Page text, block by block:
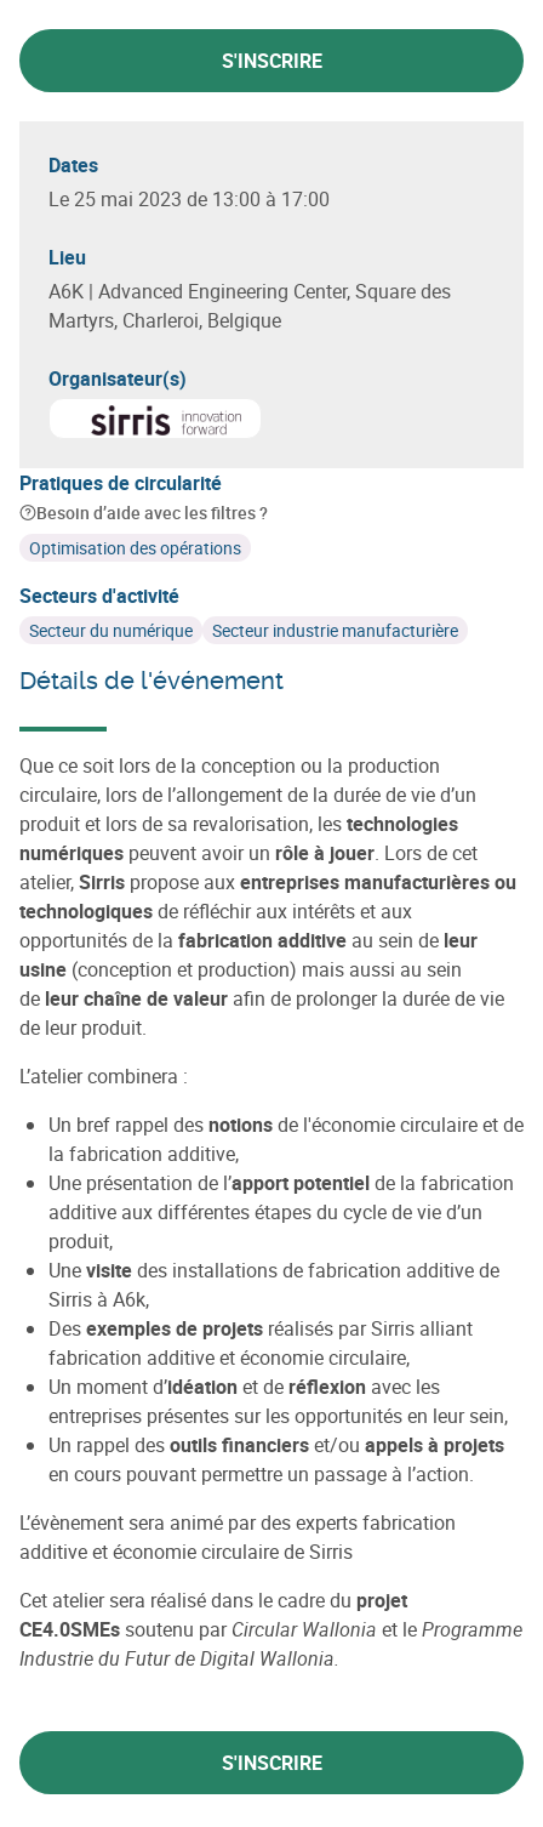
S'INSCRIRE
Dates
Le 25 mai 2023 de 13:00 à 17:00
Lieu
A6K | Advanced Engineering Center, Square des
Martyrs, Charleroi, Belgique
Organisateur(s)
En savoir plus surSirris
Pratiques de circularité
Besoin d’aide avec les filtres ?
Optimisation des opérations
Secteurs d'activité
Secteur du numérique Secteur industrie manufacturière
Détails de l'événement
Que ce soit lors de la conception ou la production
circulaire, lors de l’allongement de la durée de vie d’un
produit et lors de sa revalorisation, lestechnologies
numériques peuvent avoir un rôle à jouer. Lors de cet
atelier,Sirris propose auxentreprises manufacturières ou
technologiquesde réfléchir aux intérêts et aux
opportunités de la fabrication additive au sein de leur
usine (conception et production) mais aussi au sein
de leur chaîne de valeur afin de prolonger la durée de vie
de leur produit.
L’atelier combinera :
Un bref rappel desnotionsde l'économie circulaire et de
la fabrication additive,
Une présentation de l’apport potentielde la fabrication
additive aux différentes étapes du cycle de vie d’un
produit,
Unevisitedes installations de fabrication additive de
Sirris à A6k,
Desexemples de projets réalisés par Sirris alliant
fabrication additive et économie circulaire,
Un moment d’idéation et de réflexion avec les
entreprises présentes sur les opportunités en leur sein,
Un rappel desoutils financierset/ou appels à projets
en cours pouvant permettre un passage à l’action.
L’évènement sera animé par des experts fabrication
additive et économie circulaire de Sirris
Cet atelier sera réalisé dans le cadre du projet
CE4.0SMEs soutenu parCircular Wallonia et leProgramme
Industrie du Futur de Digital Wallonia.
S'INSCRIRE